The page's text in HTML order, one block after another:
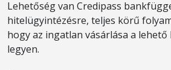
Lehetőség van Credipass
hitelügyintézésre, teljes körű
hogy az ingatlan vásárlása a
legyen.